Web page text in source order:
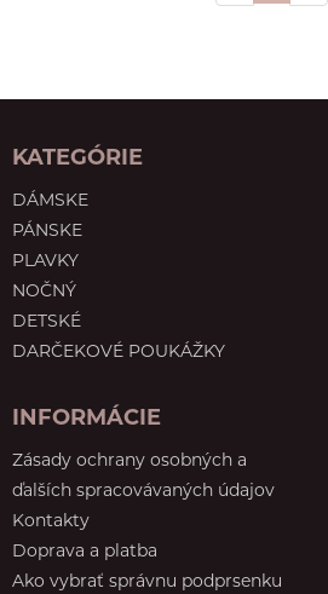
KATEGÓRIE
DÁMSKE
PÁNSKE
PLAVKY
NOČNÝ
DETSKÉ
DARČEKOVÉ POUKÁŽKY
INFORMÁCIE
Zásady ochrany osobných a
ďalších spracovávaných údajov
Kontakty
Doprava a platba
Ako vybrať správnu podprsenku